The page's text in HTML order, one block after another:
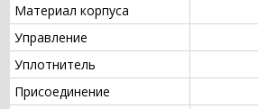
Материал корпуса
Управление
Уплотнитель
Присоединение